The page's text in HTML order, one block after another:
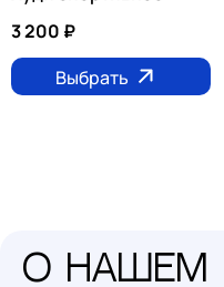
3 200 ₽
Выбрать
О нашем